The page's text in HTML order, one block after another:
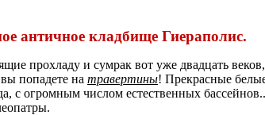
античное кладбище Гиераполис.
прохладу и сумрак вот уже двадцать
попадете на траверти­ны! Прекрасные
с огромным числом естественных